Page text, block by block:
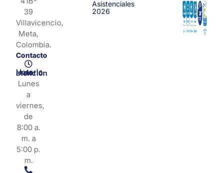
39
Villavicencio,
Meta,
Colombia.
Contacto
Horario de atención
Lunes
a
viernes,
de
8:00 a.
m. a
5:00 p.
m.
Asistenciales
2026